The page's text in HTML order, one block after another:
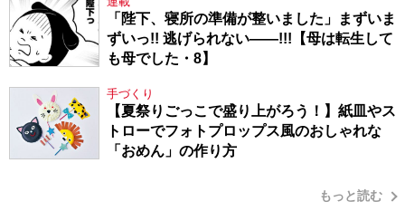
「陛下、寝所の準備が整いました」まずいま
ずいっ!! 逃げられない――!!!【母は転生して
も母でした・8】
手づくり
【夏祭りごっこで盛り上がろう！】紙皿やス
トローでフォトプロップス風のおしゃれな
「おめん」の作り方
もっと読む